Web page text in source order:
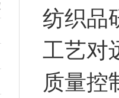
纺织品
工艺对
质量控